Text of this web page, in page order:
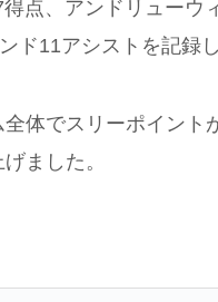
点、アンドリューウ
ド11アシストを記録し
体でスリーポイン
ました。